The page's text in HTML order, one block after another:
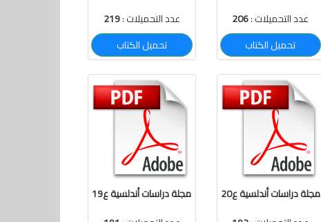
عدد التحميلات :219
تحميل الكتاب
عدد التحميلات :206
تحميل الكتاب
مجلة دراسات أندلسية ع19
مجلة دراسات أندلسية ع20